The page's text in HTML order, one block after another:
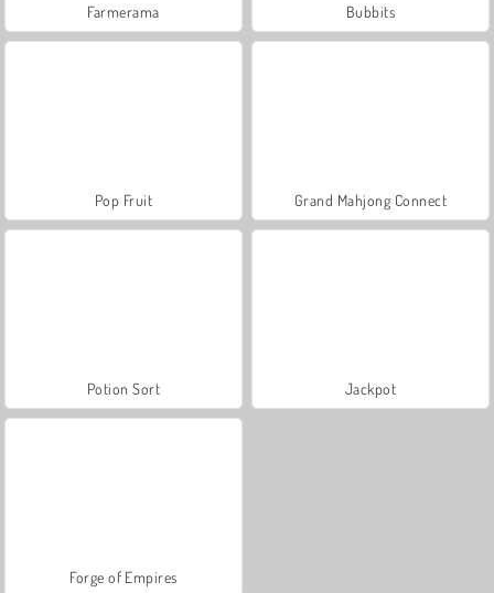
Farmerama Bubbits
Pop Fruit Grand Mahjong Connect
Potion Sort Jackpot
Forge of Empires